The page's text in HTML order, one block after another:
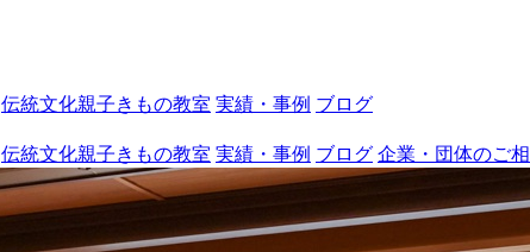
伝統文化親子きもの教室 実績・事例 ブログ
伝統文化親子きもの教室 実績・事例 ブログ 企業・団体のご